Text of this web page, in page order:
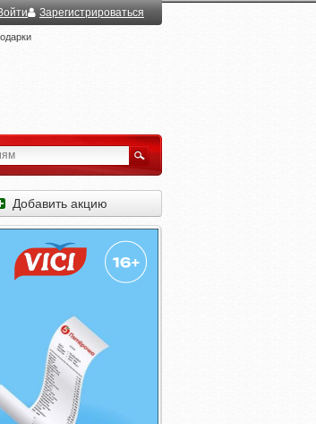
Зарегистрироваться
Добавить акцию